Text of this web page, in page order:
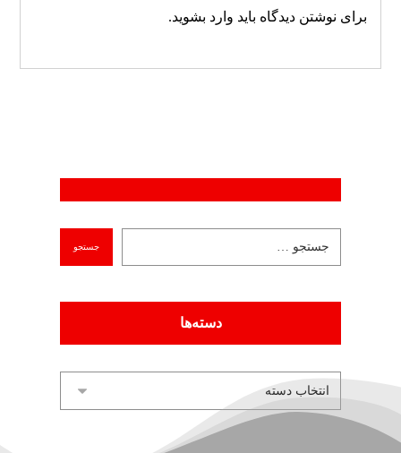
برای نوشتن دیدگاه باید وارد بشوید.
دسته‌ها